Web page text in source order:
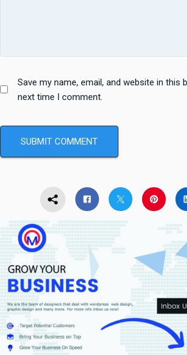
Save my name, email, and website in this
next time I comment.